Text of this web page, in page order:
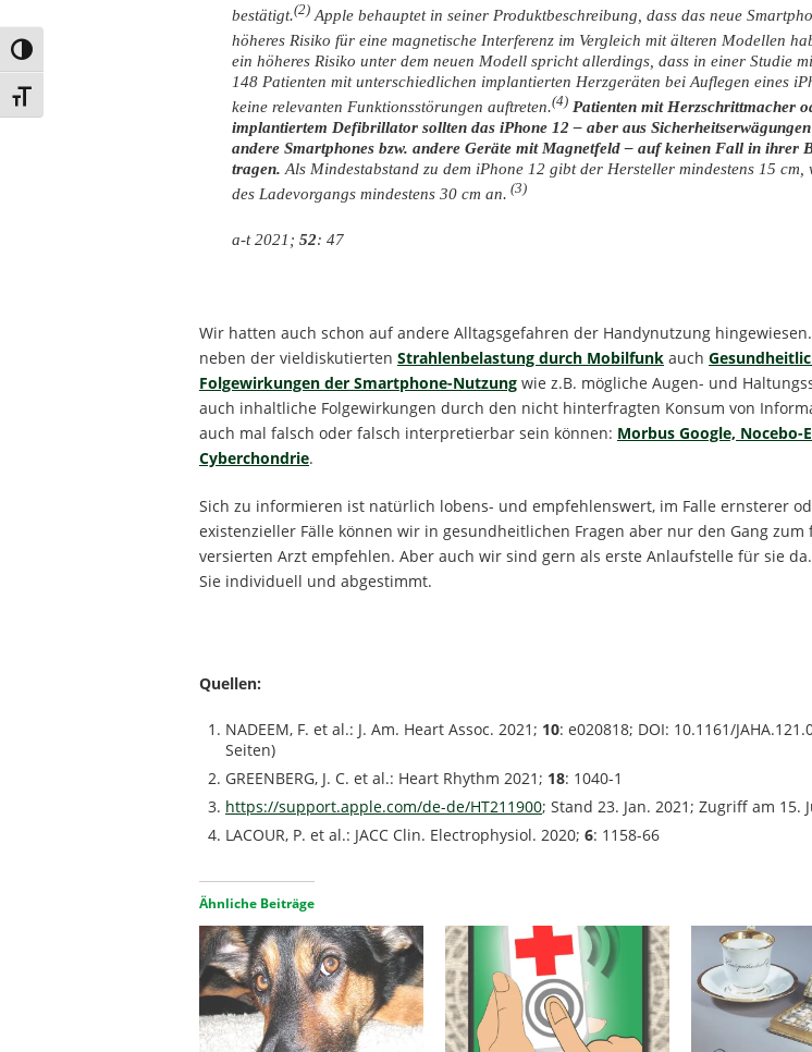
Umschalten auf hohe Kontraste
Schrift vergrößern
bestätigt.(2) Apple behauptet in seiner Produktbeschreibung, dass das neue
höheres Risiko für eine magnetische Interferenz im Vergleich mit älteren Modellen
ein höheres Risiko unter dem neuen Modell spricht allerdings, dass in einer Studie
148 Patienten mit unterschiedlichen implantierten Herzgeräten bei Auflegen eines
keine relevanten Funktionsstörungen auftreten.(4) Patienten mit Herzschrittmacher
implantiertem Defibrillator sollten das iPhone 12 – aber aus
andere Smartphones bzw. andere Geräte mit Magnetfeld – auf keinen Fall in ihrer
tragen. Als Mindestabstand zu dem iPhone 12 gibt der Hersteller mindestens 15 cm,
des Ladevorgangs mindestens 30 cm an. (3)
a-t 2021; 52: 47
Wir hatten auch schon auf andere Alltagsgefahren der Handynutzung
neben der vieldiskutierten Strahlenbelastung durch Mobilfunk auch
Folgewirkungen der Smartphone-Nutzung wie z.B. mögliche Augen- und
auch inhaltliche Folgewirkungen durch den nicht hinterfragten Konsum von
auch mal falsch oder falsch interpretierbar sein können: Morbus Google, Nocebo-
Cyberchondrie.
Sich zu informieren ist natürlich lobens- und empfehlenswert, im Falle ernsterer
existenzieller Fälle können wir in gesundheitlichen Fragen aber nur den Gang zum
versierten Arzt empfehlen. Aber auch wir sind gern als erste Anlaufstelle für sie
Sie individuell und abgestimmt.
Quellen:
NADEEM, F. et al.: J. Am. Heart Assoc. 2021; 10: e020818; DOI: 10.1161/
Seiten)
GREENBERG, J. C. et al.: Heart Rhythm 2021; 18: 1040-1
https://support.apple.com/de-de/HT211900; Stand 23. Jan. 2021; Zugriff am 15.
LACOUR, P. et al.: JACC Clin. Electrophysiol. 2020; 6: 1158-66
Ähnliche Beiträge